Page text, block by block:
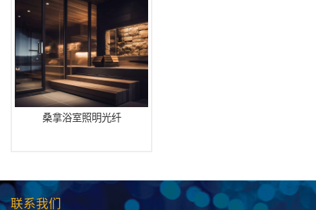
桑拿浴室照明光纤
联系我们